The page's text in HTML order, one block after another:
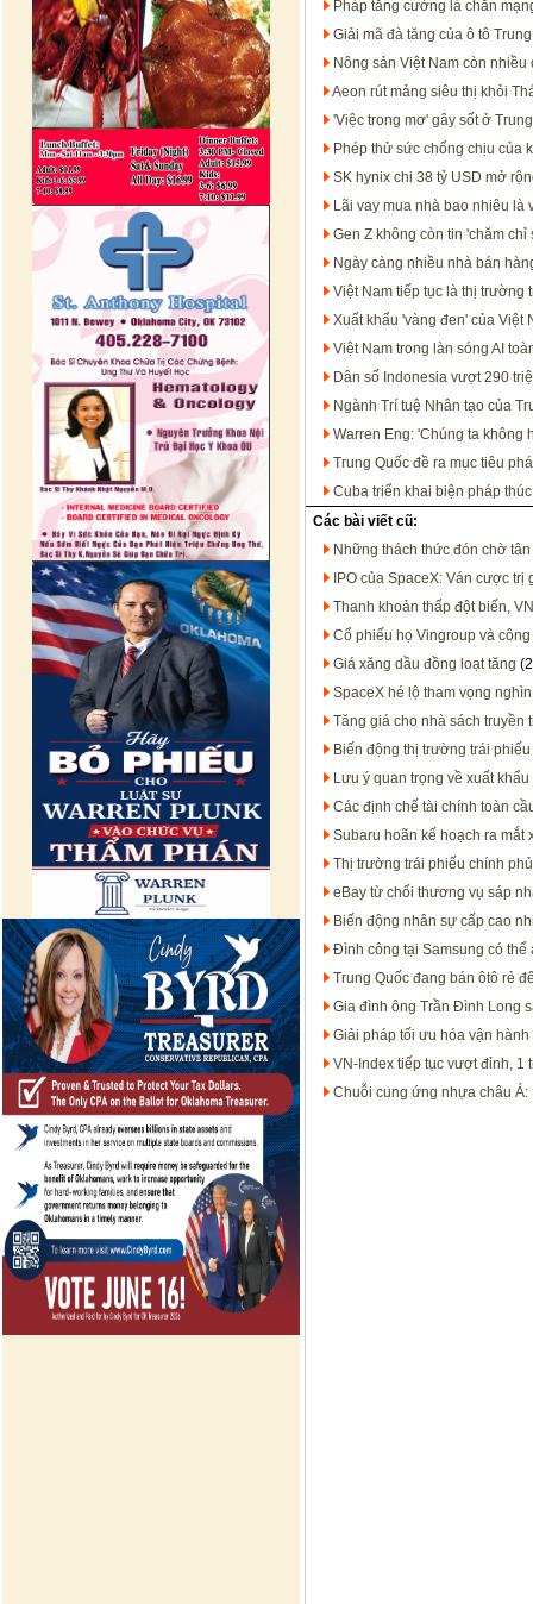
Pháp tăng cường lá chắn
Giải mã đà tăng của ô tô
Nông sản Việt Nam còn
Aeon rút mảng siêu thị khỏi
'Việc trong mơ' gây sốt ở
Phép thử sức chống chịu của
SK hynix chi 38 tỷ USD mở
Lãi vay mua nhà bao nhiêu
Gen Z không còn tin 'chăm chỉ
Ngày càng nhiều nhà bán
Việt Nam tiếp tục là thị trường
Xuất khẩu 'vàng đen' của Việt
Việt Nam trong làn sóng AI
Dân số Indonesia vượt 290
Ngành Trí tuệ Nhân tạo của
Warren Eng: 'Chúng ta không
Trung Quốc đề ra mục tiêu
Cuba triển khai biện pháp
Các bài viết cũ:
Những thách thức đón chờ
IPO của SpaceX: Ván cược
Thanh khoản thấp đột biến,
Cổ phiếu họ Vingroup và
Giá xăng dầu đồng loạt tăng
SpaceX hé lộ tham vọng
Tăng giá cho nhà sách
Biến động thị trường trái
Lưu ý quan trọng về xuất
Các định chế tài chính toàn
Subaru hoãn kế hoạch ra mắt
Thị trường trái phiếu chính
eBay từ chối thương vụ sáp
Biến động nhân sự cấp cao
Đình công tại Samsung có
Trung Quốc đang bán ôtô rẻ
Gia đình ông Trần Đình Long
Giải pháp tối ưu hóa vận
VN-Index tiếp tục vượt đỉnh, 1
Chuỗi cung ứng nhựa châu